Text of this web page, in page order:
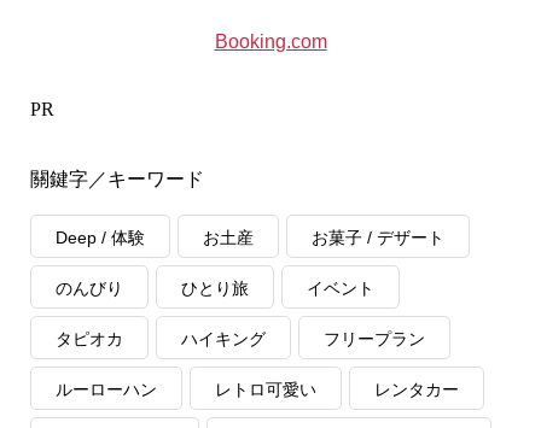
Booking.com
PR
關鍵字／キーワード
Deep / 体験 お土産 お菓子 / デザート
のんびり ひとり旅 イベント
タピオカ ハイキング フリープラン
ルーローハン レトロ可愛い レンタカー